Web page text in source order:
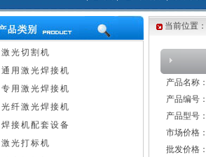
激光切割机
通用激光焊接机
专用激光焊接机
光纤激光焊接机
焊接机配套设备
激光打标机
当前位置：
产品名称
产品编号
产品型号
市场价格
批发价格